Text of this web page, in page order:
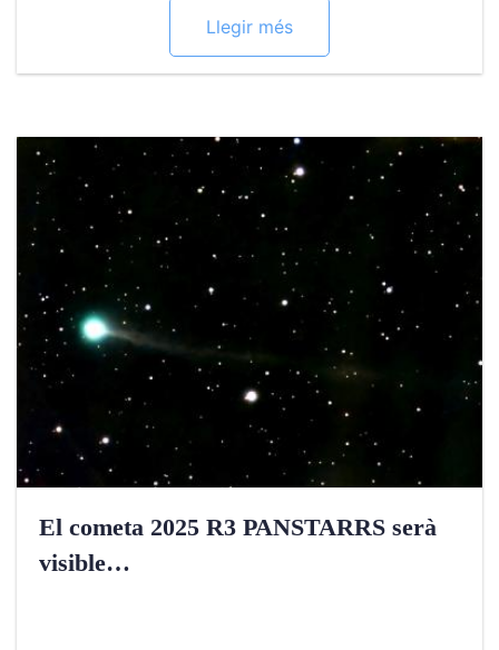
Llegir més
El cometa 2025 R3 PANSTARRS serà
visible…